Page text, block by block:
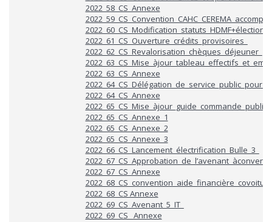
2022_58_CS_Annexe
2022_61_CS_Ouverture_crédits_provisoires_
2022_62_CS_Revalorisation_chèques_déjeuner_
2022_63_CS_Annexe
2022_64_CS_Annexe
2022_65_CS_Annexe_1
2022_65_CS_Annexe_2
2022_65_CS_Annexe_3
2022_66_CS_Lancement_électrification_Bulle_3_
2022_67_CS_Annexe
2022_68_CS Annexe
2022_69_CS_Avenant_5_IT_
2022_69_CS_ Annexe